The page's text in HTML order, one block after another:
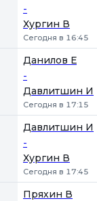
-
Хургин В
Сегодня в 16:45
Данилов Е
-
Давлитшин И
Сегодня в 17:15
Давлитшин И
-
Хургин В
Сегодня в 17:45
Пряхин В